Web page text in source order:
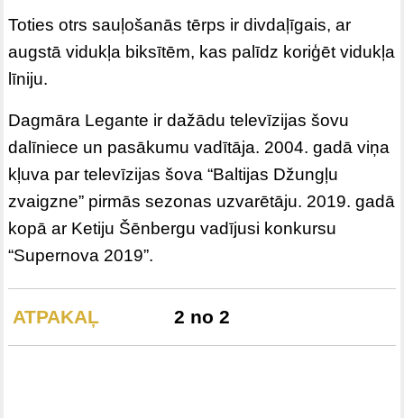
Toties otrs sauļošanās tērps ir divdaļīgais, ar
augstā vidukļa biksītēm, kas palīdz koriģēt vidukļa
līniju.
Dagmāra Legante ir dažādu televīzijas šovu
dalīniece un pasākumu vadītāja. 2004. gadā viņa
kļuva par televīzijas šova “Baltijas Džungļu
zvaigzne” pirmās sezonas uzvarētāju. 2019. gadā
kopā ar Ketiju Šēnbergu vadījusi konkursu
“Supernova 2019”.
ATPAKAĻ 2 no 2